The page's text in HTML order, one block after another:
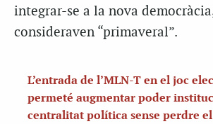
integrar-se a la nova
consideraven “primaveral”.
L’entrada de l’MLN-T en el joc
permeté augmentar poder
centralitat política sense perdre